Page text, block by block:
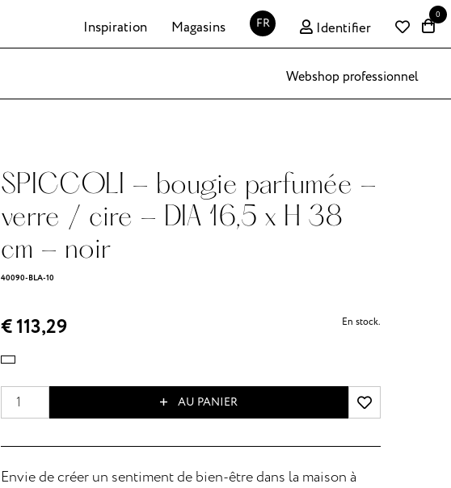
Inspiration Magasins FR Identifier
0
Webshop professionnel
SPICCOLI - bougie parfumée -
verre / cire - DIA 16,5 x H 38
cm - noir
40090-BLA-10
€ 113,29 En stock.
AU PANIER
Envie de créer un sentiment de bien-être dans la maison à